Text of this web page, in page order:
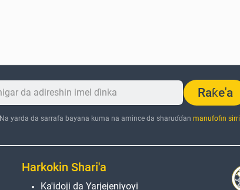
Raƙe'a
Na yarda da sarrafa bayana kuma na amince da sharuɗɗan manufofin sirri
Harkokin Shari'a
Ka'idoji da Yarjejeniyoyi